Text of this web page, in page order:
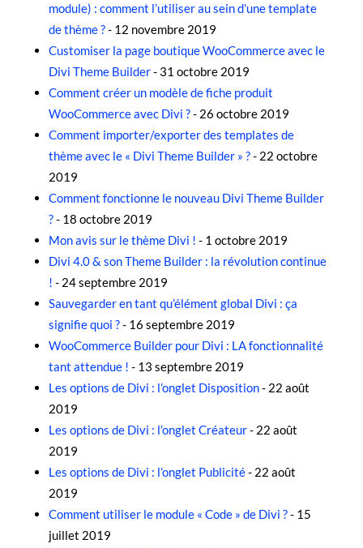
module) : comment l’utiliser au sein d’une template
de thème ?- 12 novembre 2019
Customiser la page boutique WooCommerce avec le
Divi Theme Builder- 31 octobre 2019
Comment créer un modèle de fiche produit
WooCommerce avec Divi ?- 26 octobre 2019
Comment importer/exporter des templates de
thème avec le « Divi Theme Builder » ?- 22 octobre
2019
Comment fonctionne le nouveau Divi Theme Builder
?- 18 octobre 2019
Mon avis sur le thème Divi ! - 1 octobre 2019
Divi 4.0 & son Theme Builder : la révolution continue
! - 24 septembre 2019
Sauvegarder en tant qu’élément global Divi : ça
signifie quoi ?- 16 septembre 2019
WooCommerce Builder pour Divi : LA fonctionnalité
tant attendue ! - 13 septembre 2019
Les options de Divi : l’onglet Disposition- 22 août
2019
Les options de Divi : l’onglet Créateur- 22 août
2019
Les options de Divi : l’onglet Publicité- 22 août
2019
Comment utiliser le module « Code » de Divi ?- 15
juillet 2019